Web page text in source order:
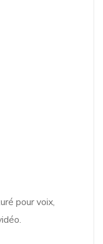
pour voix,